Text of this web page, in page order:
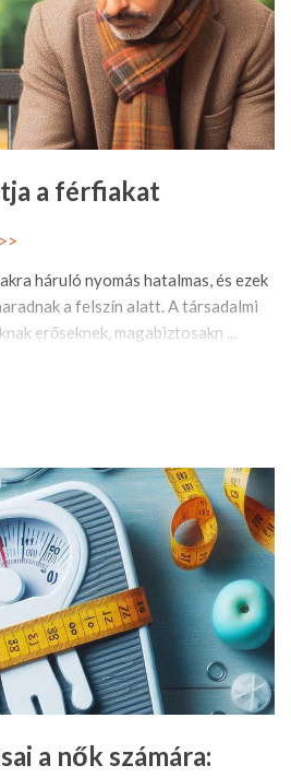
a férfiakat
háruló nyomás hatalmas, és ezek
a felszín alatt. A társadalmi
erőseknek, magabiztosakn ...
a nők számára: